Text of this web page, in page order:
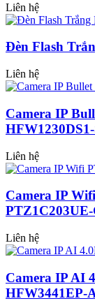
Liên hệ
Đèn Flash
Liên hệ
Camera IP
Liên hệ
Camera IP
Liên hệ
Camera IP AI
HFW3441EP-